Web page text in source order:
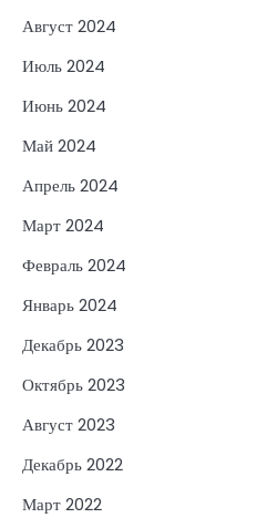
Август 2024
Июль 2024
Июнь 2024
Май 2024
Апрель 2024
Март 2024
Февраль 2024
Январь 2024
Декабрь 2023
Октябрь 2023
Август 2023
Декабрь 2022
Март 2022